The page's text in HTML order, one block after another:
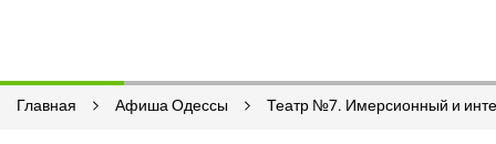
Главная Афиша Одессы Театр №7. Имерсионный и